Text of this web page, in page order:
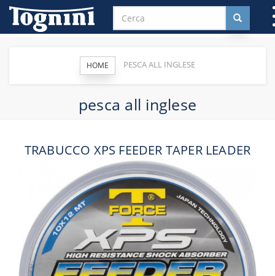
HOME PESCA ALL INGLESE
pesca all inglese
TRABUCCO XPS FEEDER TAPER LEADER